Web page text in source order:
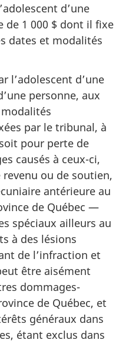
d’une
de 1 000 $ dont il fixe
dates et modalités
l’adolescent d’une
personne, aux
par le tribunal, à
pour perte de
causés à ceux-ci,
ou de soutien,
antérieure au
de Québec —
spéciaux ailleurs au
à des lésions
de l’infraction et
être aisément
dommages-
de Québec, et
généraux dans
étant exclus dans